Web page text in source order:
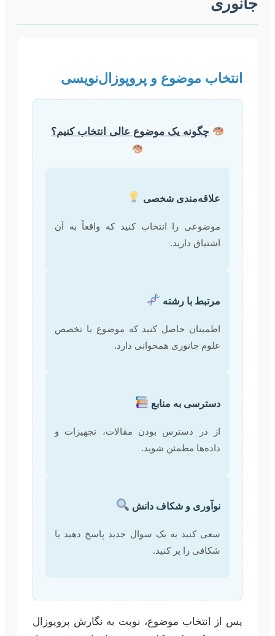
جانوری
انتخاب موضوع و پروپوزال‌نویسی
چگونه یک موضوع عالی انتخاب کنیم؟
علاقه‌مندی شخصی
موضوعی را انتخاب کنید که واقعاً به آن
اشتیاق دارید.
مرتبط با رشته
اطمینان حاصل کنید که موضوع با تخصص
علوم جانوری همخوانی دارد.
دسترسی به منابع
از در دسترس بودن مقالات، تجهیزات و
داده‌ها مطمئن شوید.
نوآوری و شکاف دانش
سعی کنید به یک سوال جدید پاسخ دهید یا
شکافی را پر کنید.
پس از انتخاب موضوع، نوبت به نگارش پروپوزال